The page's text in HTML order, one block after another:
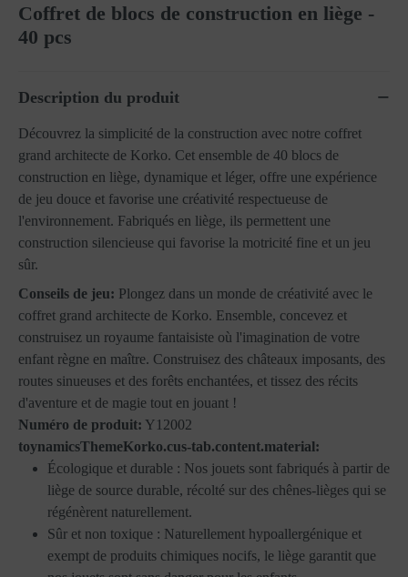
Coffret de blocs de construction en liège -
40 pcs
Description du produit
Découvrez la simplicité de la construction avec notre coffret
grand architecte de Korko. Cet ensemble de 40 blocs de
construction en liège, dynamique et léger, offre une expérience
de jeu douce et favorise une créativité respectueuse de
l'environnement. Fabriqués en liège, ils permettent une
construction silencieuse qui favorise la motricité fine et un jeu
sûr.
Conseils de jeu: Plongez dans un monde de créativité avec le
coffret grand architecte de Korko. Ensemble, concevez et
construisez un royaume fantaisiste où l'imagination de votre
enfant règne en maître. Construisez des châteaux imposants, des
routes sinueuses et des forêts enchantées, et tissez des récits
d'aventure et de magie tout en jouant !
Numéro de produit: Y12002
toynamicsThemeKorko.cus-tab.content.material:
Écologique et durable : Nos jouets sont fabriqués à partir de
liège de source durable, récolté sur des chênes-lièges qui se
régénèrent naturellement.
Sûr et non toxique : Naturellement hypoallergénique et
exempt de produits chimiques nocifs, le liège garantit que